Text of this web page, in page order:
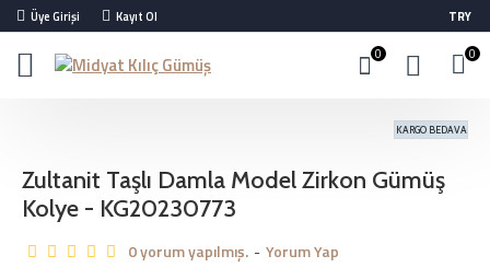
Üye Girişi Kayıt Ol TRY
0 0
KARGO BEDAVA
Zultanit Taşlı Damla Model Zirkon Gümüş
Kolye - KG20230773
0 yorum yapılmış. - Yorum Yap